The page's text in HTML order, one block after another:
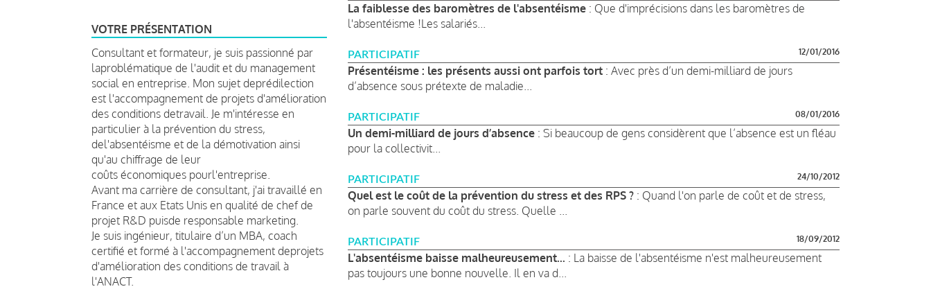
VOTRE PRÉSENTATION
Consultant et formateur, je suis passionné par
laproblématique de l'audit et du management
social en entreprise. Mon sujet deprédilection
est l'accompagnement de projets d'amélioration
des conditions detravail. Je m'intéresse en
particulier à la prévention du stress,
del'absentéisme et de la démotivation ainsi
qu'au chiffrage de leur
coûts économiques pourl'entreprise.
Avant ma carrière de consultant, j'ai travaillé en
France et aux Etats Unis en qualité de chef de
projet R&D puisde responsable marketing.
Je suis ingénieur, titulaire d’un MBA, coach
certifié et formé à l'accompagnement deprojets
d'amélioration des conditions de travail à
l'ANACT.
La faiblesse des baromètres de l'absentéisme : Que d'imprécisions dans les baromètres de
l'absentéisme !Les salariés...
PARTICIPATIF 12/01/2016
Présentéisme : les présents aussi ont parfois tort : Avec près d’un demi-milliard de jours
d’absence sous prétexte de maladie...
PARTICIPATIF 08/01/2016
Un demi-milliard de jours d’absence : Si beaucoup de gens considèrent que l’absence est un fléau
pour la collectivit...
PARTICIPATIF 24/10/2012
Quel est le coût de la prévention du stress et des RPS ? : Quand l'on parle de coût et de stress,
on parle souvent du coût du stress. Quelle ...
PARTICIPATIF 18/09/2012
L'absentéisme baisse malheureusement... : La baisse de l'absentéisme n'est malheureusement
pas toujours une bonne nouvelle. Il en va d...